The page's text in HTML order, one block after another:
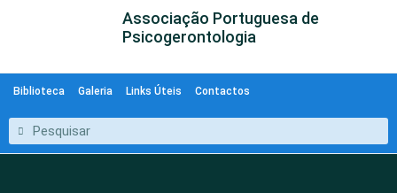
Associação Portuguesa de
Psicogerontologia
Biblioteca Galeria Links Úteis Contactos